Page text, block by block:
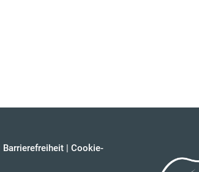
Barrierefreiheit | Cookie-